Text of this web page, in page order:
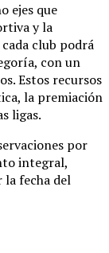
ejes que
y la
club podrá
con un
. Estos recursos
la premiación
ligas.
por
integral,
la fecha del